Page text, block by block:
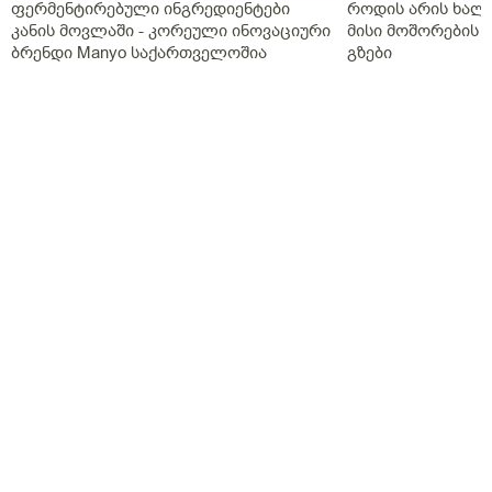
ინფექციები არ მაქ ეს ტრიხამონა ქლამიდია და
გონორეა ან სიფილისი ანსოკო იმიტორო მყრალი
სუნი აგარ აქ Შარდს მხოლოდ მეორე მესამე დᲦეს
ფერმენტირებული ინგრედიენტები
კანის მოვლაში - კორეული ინოვაციური
ბრენდი Manyo საქართველოშია
როდის არის
მისი მოშორების
გზები